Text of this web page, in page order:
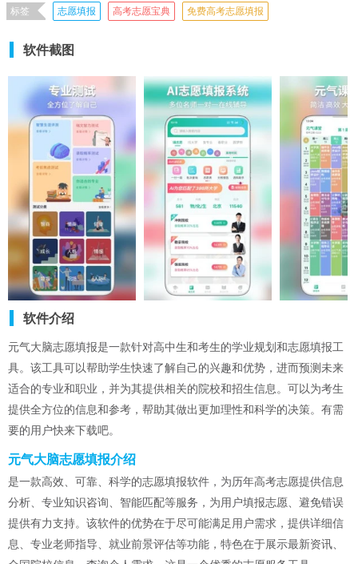
标签 志愿填报 高考志愿宝典 免费高考志愿填报
软件截图
软件介绍
元气大脑志愿填报是一款针对高中生和考生的学业规划和志愿填报工
具。该工具可以帮助学生快速了解自己的兴趣和优势，进而预测未来
适合的专业和职业，并为其提供相关的院校和招生信息。可以为考生
提供全方位的信息和参考，帮助其做出更加理性和科学的决策。有需
要的用户快来下载吧。
元气大脑志愿填报介绍
是一款高效、可靠、科学的志愿填报软件，为历年高考志愿提供信息
分析、专业知识咨询、智能匹配等服务，为用户填报志愿、避免错误
提供有力支持。该软件的优势在于尽可能满足用户需求，提供详细信
息、专业老师指导、就业前景评估等功能，特色在于展示最新资讯、